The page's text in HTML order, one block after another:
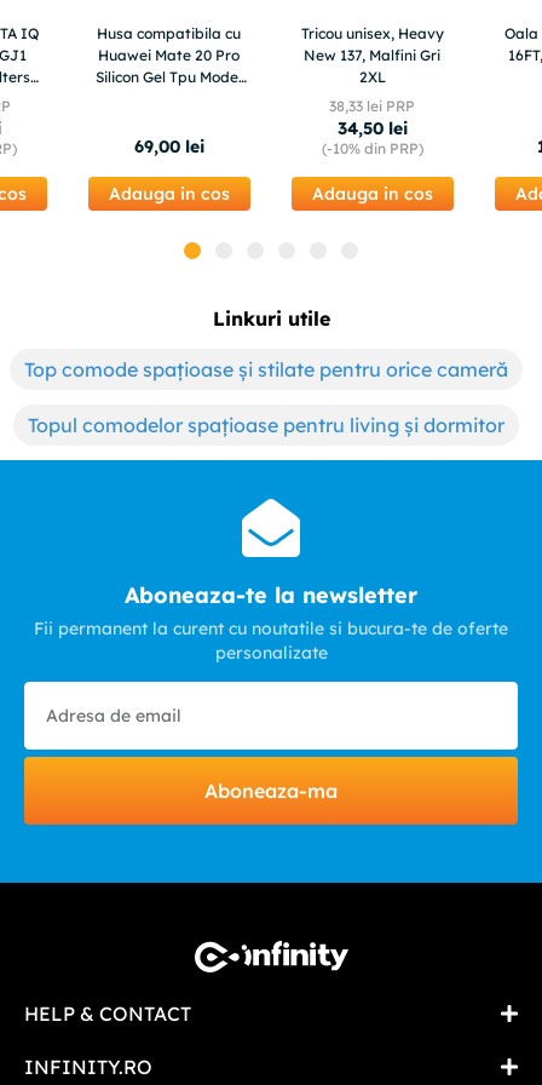
IQ
Husa compatibila cu
Huawei Mate 20 Pro
Silicon Gel Tpu Model
69,00 lei
Adauga in cos
Tricou unisex, Heavy
New 137, Malfini Gri
2XL
38,33 lei PRP
34,50 lei
(-10%din PRP)
Adauga in cos
Oala
Linkuri utile
Top comode spațioase și stilate pentru orice cameră
Topul comodelor spațioase pentru living și dormitor
Aboneaza-te la newsletter
Fii permanent la curent cu noutatile si bucura-te de oferte
personalizate
Aboneaza-ma
HELP & CONTACT
INFINITY.RO